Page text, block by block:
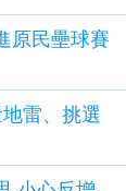
原民壘球賽
雷、挑選